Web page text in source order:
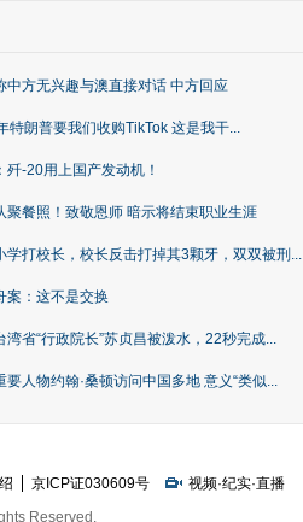
中方无兴趣与澳直接对话 中方回应
特朗普要我们收购TikTok 这是我干...
歼-20用上国产发动机！
聚餐照！致敬恩师 暗示将结束职业生涯
学打校长，校长反击打掉其3颗牙，双双被刑...
案：这不是交换
湾省“行政院长”苏贞昌被泼水，22秒完成...
要人物约翰·桑顿访问中国多地 意义“类似...
京ICP证030609号 视频·纪实·直播
Reserved.